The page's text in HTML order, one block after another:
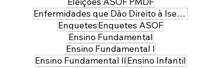
Enfermidades que Dão Direito à Isenção de Imposto de Renda
EnquetesEnquetes ASOF
Ensino Fundamental
Ensino Fundamental I
Ensino Fundamental IIEnsino Infantil